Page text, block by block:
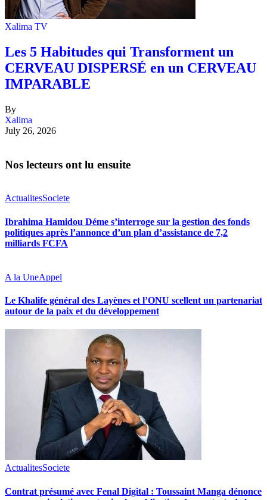
Xalima TV
Les 5 Habitudes qui Transforment un
CERVEAU DISPERSÉ en un CERVEAU
IMPARABLE
By
Xalima
July 26, 2026
Nos lecteurs ont lu ensuite
ActualitesSociete
Ibrahima Hamidou Déme s’interroge sur la gestion des fonds
politiques après l’annonce d’un plan d’assistance de 7,2
milliards FCFA
A la UneAppel
Le Khalife général des Layènes et l’ONU scellent un partenariat
autour de la paix et du développement
ActualitesSociete
Contrat présumé avec Fenal Digital : Toussaint Manga dénonce